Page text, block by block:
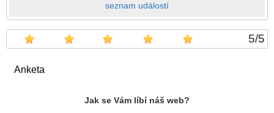
seznam událostí
5/5
Anketa
Jak se Vám líbí náš web?